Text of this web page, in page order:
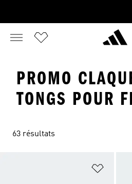
PROMO
TONGS POUR
63 résultats